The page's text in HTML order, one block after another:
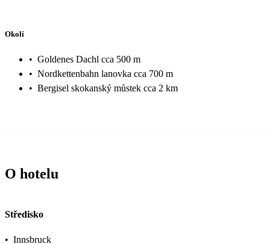
Okolí
• Goldenes Dachl cca 500 m
• Nordkettenbahn lanovka cca 700 m
• Bergisel skokanský můstek cca 2 km
O hotelu
Středisko
• Innsbruck